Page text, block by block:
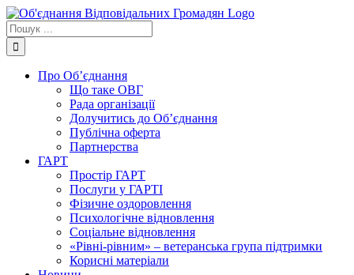
Skip
to
content
Пошук
...
Про Об’єднання
Що таке ОВГ
Рада організації
Долучитись до Об’єднання
Публічна оферта
Партнерства
ГАРТ
Простір ГАРТ
Послуги у ГАРТІ
Фізичне оздоровлення
Психологічне відновлення
Соціальне відновлення
«Рівні-рівним» – ветеранська група підтримки
Корисні матеріали